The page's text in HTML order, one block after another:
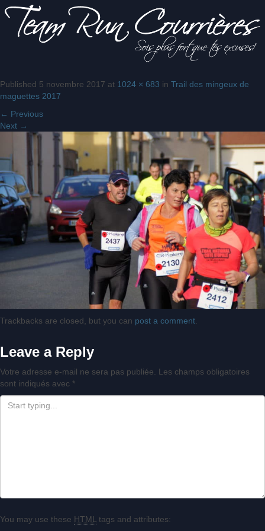
Team Run
Courrières
Sois
plus fort
excuses!
Published 5 novembre 2017 at 1024 × 683 in Trail des mingeux de
maguettes 2017
← Previous
Next →
Trackbacks are closed, but you can post a comment
Leave a Reply
Votre adresse e-mail ne sera pas publiée.
Les champs obligatoires
sont indiqués avec *
You may use these HTML tags and attributes: